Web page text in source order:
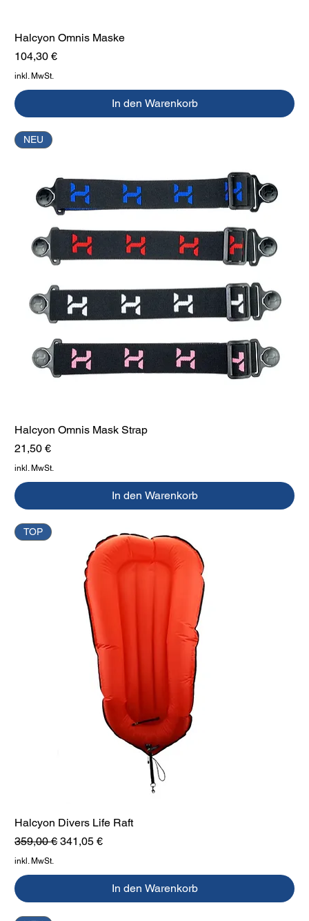
Halcyon Omnis Maske
Preis
104,30 €
inkl. MwSt.
In den Warenkorb
NEU
Halcyon Omnis Mask Strap
Preis
21,50 €
inkl. MwSt.
In den Warenkorb
TOP
Halcyon Divers Life Raft
Standardpreis
359,00 €Sale-Preis
341,05 €
inkl. MwSt.
In den Warenkorb